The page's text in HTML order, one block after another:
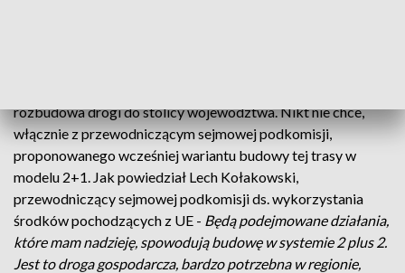
rozbudowa drogi do stolicy województwa. Nikt nie chce,
włącznie z przewodniczącym sejmowej podkomisji,
proponowanego wcześniej wariantu budowy tej trasy w
modelu 2+1. Jak powiedział Lech Kołakowski,
przewodniczący sejmowej podkomisji ds. wykorzystania
środków pochodzących z UE - Będą podejmowane działania,
które mam nadzieję, spowodują budowę w systemie 2 plus 2.
Jest to droga gospodarcza, bardzo potrzebna w regionie,